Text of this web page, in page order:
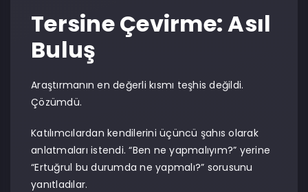
Tersine Çevirme: Asıl
Buluş
Araştırmanın en değerli kısmı teşhis değildi.
Çözümdü.
Katılımcılardan kendilerini üçüncü şahıs olarak
anlatmaları istendi. “Ben ne yapmalıyım?” yerine
“Ertuğrul bu durumda ne yapmalı?” sorusunu
yanıtladılar.